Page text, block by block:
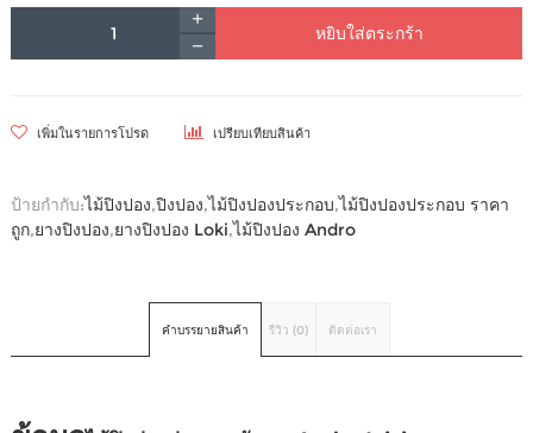
หยิบใส่ตระกร้า
เพิ่มในรายการโปรด เปรียบเทียบสินค้า
ป้ายกำกับ:ไม้ปิงปอง,ปิงปอง,ไม้ปิงปองประกอบ,ไม้ปิงปองประกอบ ราคา
ถูก,ยางปิงปอง,ยางปิงปอง Loki,ไม้ปิงปอง Andro
คำบรรยายสินค้า รีวิว (0) ติดต่อเรา